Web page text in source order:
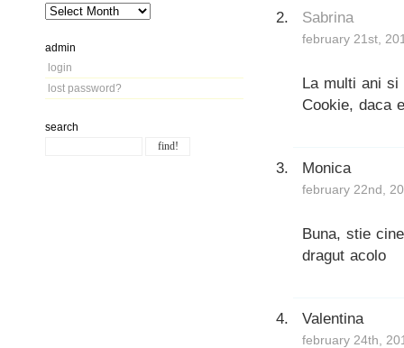
admin
login
lost password?
search
Sabrina
february 21st,
La multi ani si
Cookie, daca
Monica
february 22nd,
Buna, stie
dragut acolo
Valentina
february 24th,